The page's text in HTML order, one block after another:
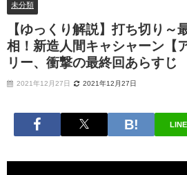
未分類
【ゆっくり解説】打ち切り～
相！新造人間キャシャーン【
リー、衝撃の最終回あらすじ
2021年12月27日 2021年12月27日
LINE